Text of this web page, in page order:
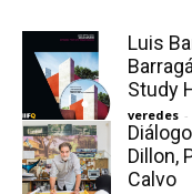
Luis
Study
veredes -
Dillon,
Calvo